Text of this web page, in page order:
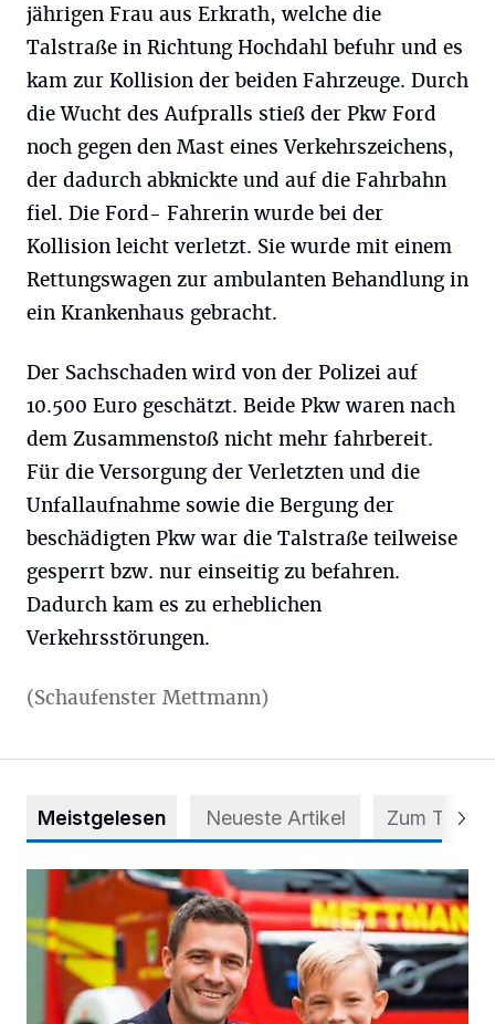
jährigen Frau aus Erkrath, welche die
Talstraße in Richtung Hochdahl befuhr und es
kam zur Kollision der beiden Fahrzeuge. Durch
die Wucht des Aufpralls stieß der Pkw Ford
noch gegen den Mast eines Verkehrszeichens,
der dadurch abknickte und auf die Fahrbahn
fiel. Die Ford- Fahrerin wurde bei der
Kollision leicht verletzt. Sie wurde mit einem
Rettungswagen zur ambulanten Behandlung in
ein Krankenhaus gebracht.
Der Sachschaden wird von der Polizei auf
10.500 Euro geschätzt. Beide Pkw waren nach
dem Zusammenstoß nicht mehr fahrbereit.
Für die Versorgung der Verletzten und die
Unfallaufnahme sowie die Bergung der
beschädigten Pkw war die Talstraße teilweise
gesperrt bzw. nur einseitig zu befahren.
Dadurch kam es zu erheblichen
Verkehrsstörungen.
(Schaufenster Mettmann)
Meistgelesen Neueste Artikel Zum Thema
Kinderschutz: Im Ernstfall schnell und richtig handeln